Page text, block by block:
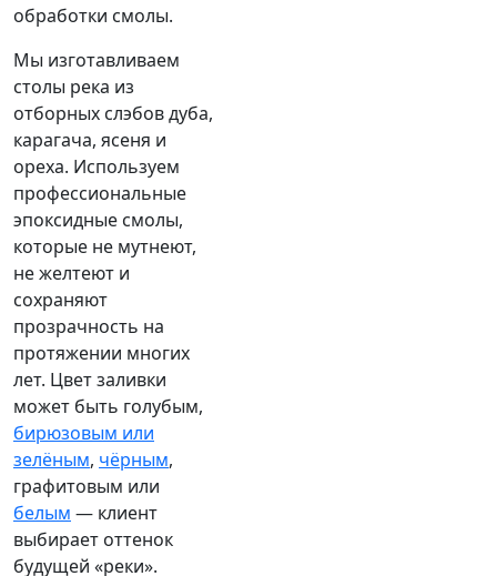
обработки смолы.
Мы изготавливаем
столы река из
отборных слэбов дуба,
карагача, ясеня и
ореха. Используем
профессиональные
эпоксидные смолы,
которые не мутнеют,
не желтеют и
сохраняют
прозрачность на
протяжении многих
лет. Цвет заливки
может быть голубым,
бирюзовым или
зелёным, чёрным,
графитовым или
белым — клиент
выбирает оттенок
будущей «реки».